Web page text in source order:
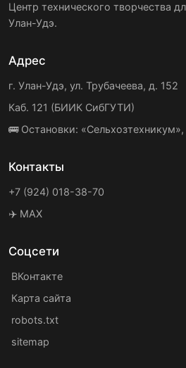
Центр технического творчества
Улан-Удэ.
Адрес
г. Улан-Удэ, ул. Трубачеева, д. 152
Каб. 121 (БИИК СибГУТИ)
🚌 Остановки:
Контакты
+7 (924) 018-38-70
✈️ MAX
Соцсети
ВКонтакте
Карта сайта
robots.txt
sitemap